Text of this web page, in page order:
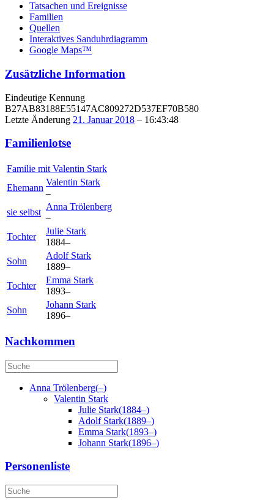
Tatsachen und Ereignisse
Familien
Quellen
Interaktives Sanduhrdiagramm
Google Maps™
Zusätzliche Information
Eindeutige Kennung
B27AB83188E55147AC809272D537EF70B580
Letzte Änderung 21. Januar 2018 – 16:43:48
Familienlotse
Familie mit Valentin Stark
Ehemann
Valentin Stark
–
sie selbst
Anna Trölenberg
–
Tochter
Julie Stark
1884–
Sohn
Adolf Stark
1889–
Tochter
Emma Stark
1893–
Sohn
Johann Stark
1896–
Nachkommen
Anna Trölenberg(–)
Valentin Stark
Julie Stark(1884–)
Adolf Stark(1889–)
Emma Stark(1893–)
Johann Stark(1896–)
Personenliste